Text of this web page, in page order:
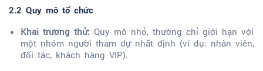
2.2 Quy mô tổ chức
Khai trương thử: Quy mô nhỏ, thường chỉ giới hạn với
một nhóm người tham dự nhất định (ví dụ: nhân viên,
đối tác, khách hàng VIP).